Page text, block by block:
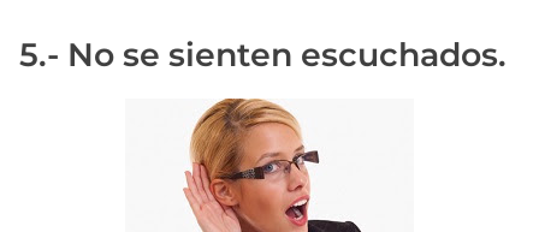
5.- No se sienten escuchados.